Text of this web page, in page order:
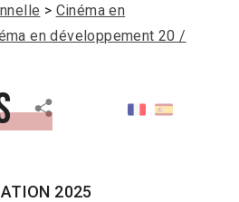
Cinéma en
en développement 20 /
2025